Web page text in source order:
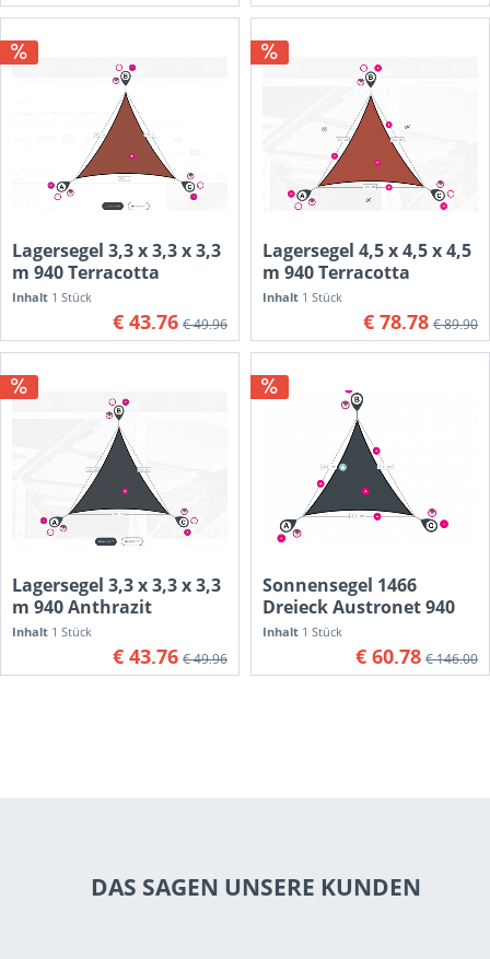
Lagersegel 3,3 x 3,3 x 3,3
m 940 Terracotta
Inhalt 1 Stück
€ 43,76 € 49,96
Lagersegel 3,3 x 3,3 x 3,3
m 940 Anthrazit
Inhalt 1 Stück
€ 43,76 € 49,96
Lagersegel 4,5 x 4,5 x 4,5
m 940 Terracotta
Inhalt 1 Stück
€ 78,78 € 89,90
Sonnensegel 1466
Dreieck Austronet 940
Inhalt 1 Stück
€ 60,78 € 146,00
DAS SAGEN UNSERE KUNDEN